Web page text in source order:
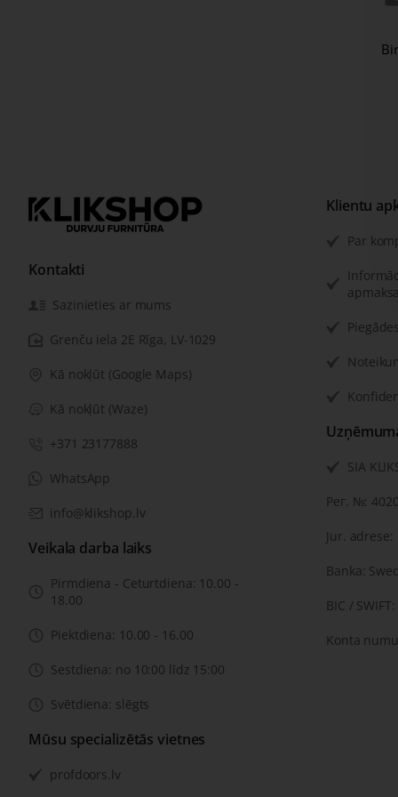
Kontakti
Sazinieties ar mums
Grenču iela 2E Rīga, LV-1029
Kā nokļūt (Google Maps)
Kā nokļūt (Waze)
+371 23177888
WhatsApp
info@klikshop.lv
Veikala darba laiks
Pirmdiena - Ceturtdiena: 10.00 -
18.00
Piektdiena: 10.00 - 16.00
Sestdiena: no 10:00 līdz 15:00
Svētdiena: slēgts
Mūsu specializētās vietnes
profdoors.lv
Klientu
Par
SIA
Рег. №:
Jur.
Banka:
BIC /
Konta